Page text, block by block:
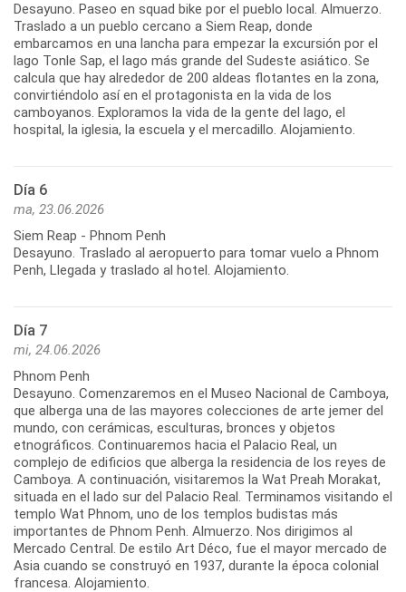
Desayuno. Paseo en squad bike por el pueblo local. Almuerzo.
Traslado a un pueblo cercano a Siem Reap, donde
embarcamos en una lancha para empezar la excursión por el
lago Tonle Sap, el lago más grande del Sudeste asiático. Se
calcula que hay alrededor de 200 aldeas flotantes en la zona,
convirtiéndolo así en el protagonista en la vida de los
camboyanos. Exploramos la vida de la gente del lago, el
hospital, la iglesia, la escuela y el mercadillo. Alojamiento.
Día 6
ma, 23.06.2026
Siem Reap - Phnom Penh
Desayuno. Traslado al aeropuerto para tomar vuelo a Phnom
Penh, Llegada y traslado al hotel. Alojamiento.
Día 7
mi, 24.06.2026
Phnom Penh
Desayuno. Comenzaremos en el Museo Nacional de Camboya,
que alberga una de las mayores colecciones de arte jemer del
mundo, con cerámicas, esculturas, bronces y objetos
etnográficos. Continuaremos hacia el Palacio Real, un
complejo de edificios que alberga la residencia de los reyes de
Camboya. A continuación, visitaremos la Wat Preah Morakat,
situada en el lado sur del Palacio Real. Terminamos visitando el
templo Wat Phnom, uno de los templos budistas más
importantes de Phnom Penh. Almuerzo. Nos dirigimos al
Mercado Central. De estilo Art Déco, fue el mayor mercado de
Asia cuando se construyó en 1937, durante la época colonial
francesa. Alojamiento.